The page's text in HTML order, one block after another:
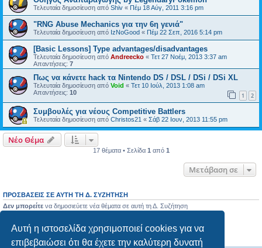
Αυτή η ιστοσελίδα χρησιμοποιεί cookies για να
επιβεβαιώσει ότι θα έχετε την καλύτερη δυνατή
Τελευταία δημοσίευση από Shiv « Πέμ 18 Αύγ, 2011 3:16 pm
"RNG Abuse Mechanics για την 6η γενιά"
Τελευταία δημοσίευση από IzNoGood « Πέμ 22 Σεπ, 2016 5:14 pm
[Basic Lessons] Type advantages/disadvantages
Τελευταία δημοσίευση από Andreecko « Τετ 27 Νοέμ, 2013 3:37 am
Απαντήσεις: 7
Πως να κάνετε hack τα Nintendo DS / DSL / DSi / DSi XL
Τελευταία δημοσίευση από Void « Τετ 10 Ιούλ, 2013 1:08 am
Απαντήσεις: 10 1 2
Συμβουλές για νέους Competitive Battlers
Τελευταία δημοσίευση από Christos21 « Σάβ 22 Ιουν, 2013 11:55 pm
Νέο Θέμα
17 θέματα • Σελίδα 1 από 1
Μετάβαση σε
ΠΡΟΣΒΆΣΕΙΣ ΣΕ ΑΥΤΉ ΤΗ Δ. ΣΥΖΉΤΗΣΗ
Δεν μπορείτε να δημοσιεύετε νέα θέματα σε αυτή τη Δ. Συζήτηση
Δεν μπορείτενα διαγράφετε τις δημοσιεύσεις σας σε αυτή τη Δ. Συζήτηση
Δεν μπορείτε
να επισυνάπτετε αρχεία σε αυτή τη Δ. Συζήτηση